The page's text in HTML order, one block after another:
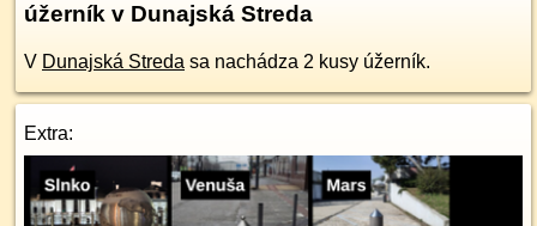
úžerník v Dunajská Streda
V Dunajská Streda sa nachádza 2 kusy úžerník.
Extra: